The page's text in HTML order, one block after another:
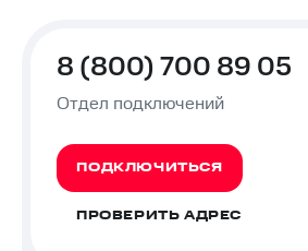
8 (800) 700 89 05
Отдел подключений
ПОДКЛЮЧИТЬСЯ
ПРОВЕРИТЬ АДРЕС